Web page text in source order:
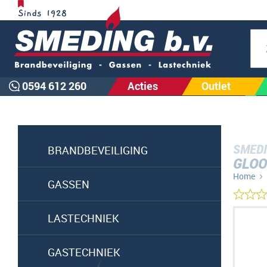
0594 612 260 Acties Outlet
BRANDBEVEILIGING
GASSEN
LASTECHNIEK
GASTECHNIEK
Home
Ga